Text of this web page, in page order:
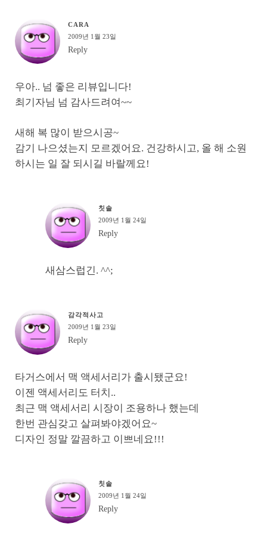
CARA
2009년 1월 23일
Reply
우아.. 넘 좋은 리뷰입니다!
최기자님 넘 감사드려여~~
새해 복 많이 받으시공~
감기 나으셨는지 모르겠어요. 건강하시고, 올 해 소원
하시는 일 잘 되시길 바랄께요!
칫솔
2009년 1월 24일
Reply
새삼스럽긴. ^^;
감각적사고
2009년 1월 23일
Reply
타거스에서 맥 액세서리가 출시됐군요!
이젠 액세서리도 터치..
최근 맥 액세서리 시장이 조용하나 했는데
한번 관심갖고 살펴봐야겠어요~
디자인 정말 깔끔하고 이쁘네요!!!
칫솔
2009년 1월 24일
Reply